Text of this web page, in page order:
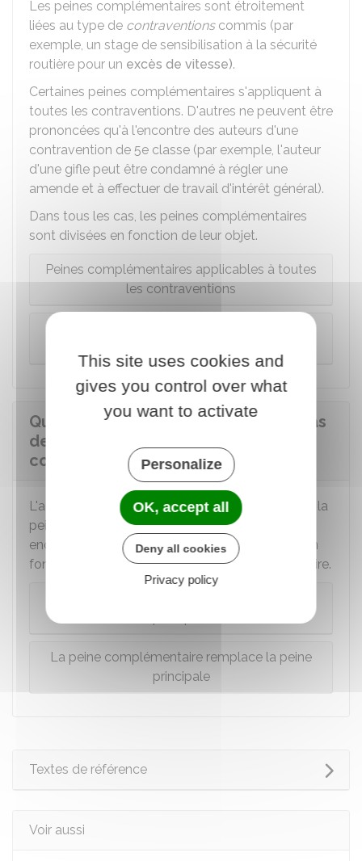
Les peines complémentaires sont étroitement
liées au type de contraventionscommis (par
exemple, un stage de sensibilisation à la sécurité
routière pour un excès de vitesse).
Certaines peines complémentaires s'appliquent à
toutes les contraventions. D'autres ne peuvent être
prononcées qu'à l'encontre des auteurs d'une
contravention de 5e classe (par exemple, l'auteur
d'une gifle peut être condamné à régler une
amende et à effectuer de travail d'intérêt général).
Dans tous les cas, les peines complémentaires
sont divisées en fonction de leur objet.
Peines complémentaires applicables à toutes
les contraventions
Quelles sanctions s'appliquent en cas
de non-respect d'une peine
complémentaire ?
L'auteur de la contravention qui ne respecte pas la
peine complémentaire prononcée contre lui
encourt de nouvelles sanctions. Elles diffèrent en
fonction du rôle que joue la peine complémentaire.
La peine complémentaire remplace la peine
principale
Textes de référence
Voir aussi
This site uses cookies and
gives you control over what
you want to activate
Personalize
OK, accept all
Deny all cookies
Privacy policy